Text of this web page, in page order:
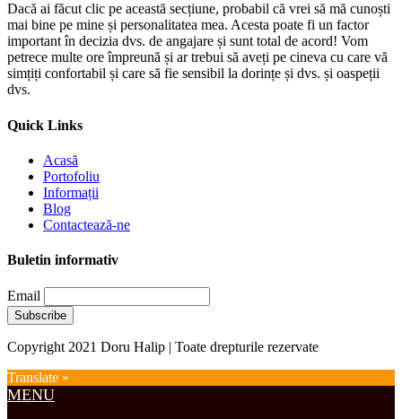
Dacă ai făcut clic pe această secțiune, probabil că vrei să mă cunoști
mai bine pe mine și personalitatea mea. Acesta poate fi un factor
important în decizia dvs. de angajare și sunt total de acord! Vom
petrece multe ore împreună și ar trebui să aveți pe cineva cu care vă
simțiți confortabil și care să fie sensibil la dorințe și dvs. și oaspeții
dvs.
Quick Links
Acasă
Portofoliu
Informații
Blog
Contactează-ne
Buletin informativ
Email
Copyright 2021 Doru Halip | Toate drepturile rezervate
Translate »
MENU